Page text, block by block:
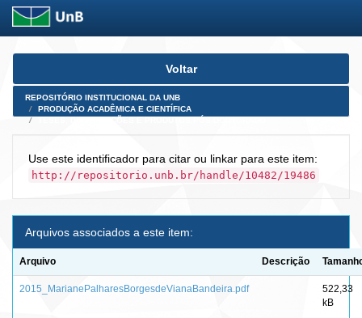
Skip
Voltar
REPOSITÓRIO INSTITUCIONAL DA UNB
PRODUÇÃO ACADÊMICA E CIENTÍFICA
Use este identificador para citar ou linkar para este item:
http://repositorio.unb.br/handle/10482/19486
Arquivos associados a este item:
Arquivo Descrição
2015_MarianePalharesBorgesdeVianaBandeira.pdf
522,33
kB